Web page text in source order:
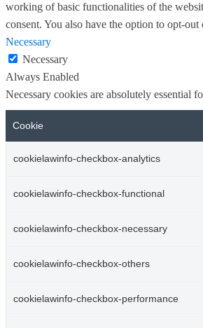
working of basic functionalities of the
consent. You also have the option to opt-
Necessary
Necessary
Always Enabled
Necessary cookies are absolutely essential
Cookie
cookielawinfo-checkbox-analytics
cookielawinfo-checkbox-functional
cookielawinfo-checkbox-necessary
cookielawinfo-checkbox-others
cookielawinfo-checkbox-performance